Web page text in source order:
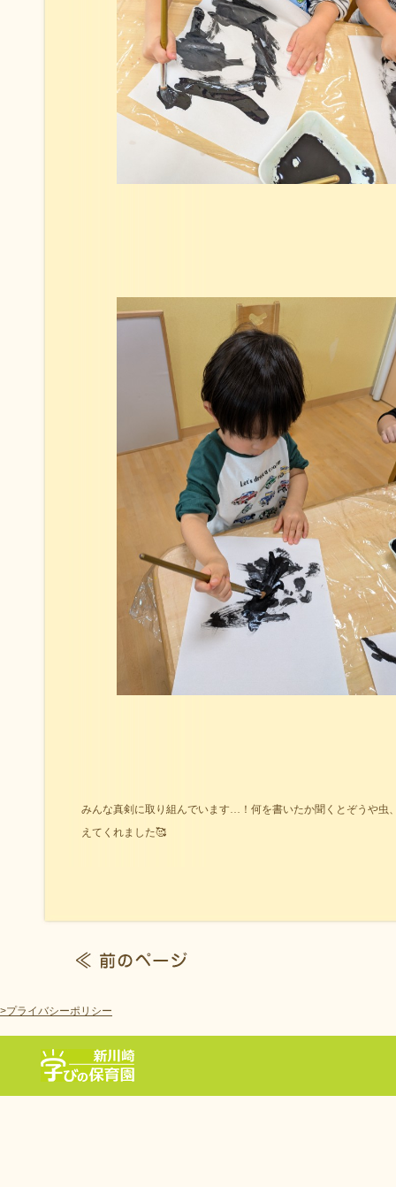
みんな真剣に取り組んでいます…！何を書いたか聞くとぞうや虫
えてくれました🥰
>プライバシーポリシー